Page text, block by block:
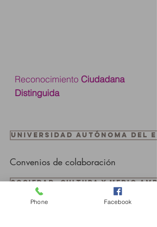
Reconocimiento Ciudadana
Distinguida
Universidad Autónoma del
Convenios de colaboración
Sociedad, Cultura y Medio
Phone Facebook